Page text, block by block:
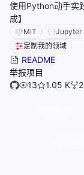
使用Python动手实
成】
MIT Jupyter
定制我的领域
README
举报项目
13
1.05 K